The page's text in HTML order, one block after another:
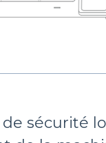
sécurité